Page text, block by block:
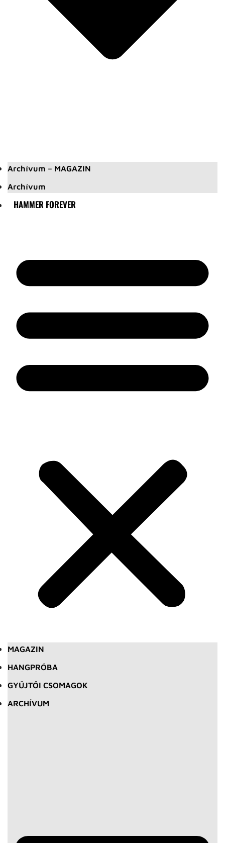
Archívum – MAGAZIN
Archívum
HAMMER FOREVER
MAGAZIN
HANGPRÓBA
GYŰJTŐI CSOMAGOK
ARCHÍVUM